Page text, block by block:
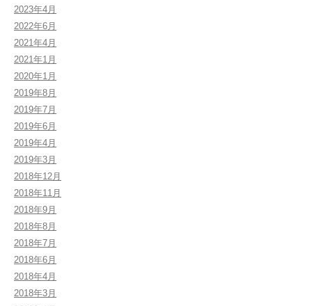
2023年4月
2022年6月
2021年4月
2021年1月
2020年1月
2019年8月
2019年7月
2019年6月
2019年4月
2019年3月
2018年12月
2018年11月
2018年9月
2018年8月
2018年7月
2018年6月
2018年4月
2018年3月